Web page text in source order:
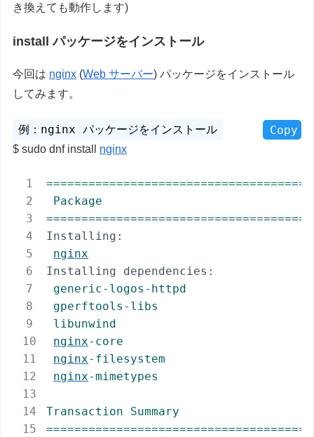
き換えても動作します)
install パッケージをインストール
今回は nginx (Web サーバー) パッケージをインストール
してみます。
Copy
sudo dnf install nginx
Package
Installing:
nginx
Installing dependencies:
generic-logos-httpd
gperftools-libs
libunwind
nginx-core
nginx-filesystem
nginx-mimetypes
Transaction
Summary